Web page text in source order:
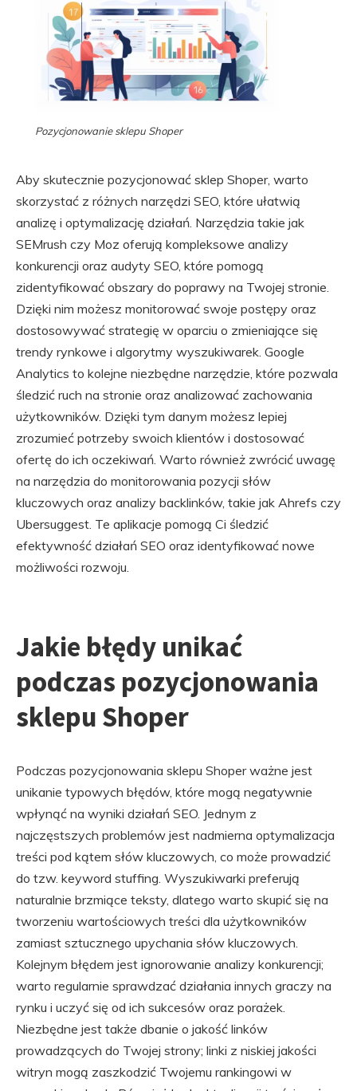
Pozycjonowanie sklepu Shoper
Aby skutecznie pozycjonować sklep Shoper, warto
skorzystać z różnych narzędzi SEO, które ułatwią
analizę i optymalizację działań. Narzędzia takie jak
SEMrush czy Moz oferują kompleksowe analizy
konkurencji oraz audyty SEO, które pomogą
zidentyfikować obszary do poprawy na Twojej stronie.
Dzięki nim możesz monitorować swoje postępy oraz
dostosowywać strategię w oparciu o zmieniające się
trendy rynkowe i algorytmy wyszukiwarek. Google
Analytics to kolejne niezbędne narzędzie, które pozwala
śledzić ruch na stronie oraz analizować zachowania
użytkowników. Dzięki tym danym możesz lepiej
zrozumieć potrzeby swoich klientów i dostosować
ofertę do ich oczekiwań. Warto również zwrócić uwagę
na narzędzia do monitorowania pozycji słów
kluczowych oraz analizy backlinków, takie jak Ahrefs czy
Ubersuggest. Te aplikacje pomogą Ci śledzić
efektywność działań SEO oraz identyfikować nowe
możliwości rozwoju.
Jakie błędy unikać
podczas pozycjonowania
sklepu Shoper
Podczas pozycjonowania sklepu Shoper ważne jest
unikanie typowych błędów, które mogą negatywnie
wpłynąć na wyniki działań SEO. Jednym z
najczęstszych problemów jest nadmierna optymalizacja
treści pod kątem słów kluczowych, co może prowadzić
do tzw. keyword stuffing. Wyszukiwarki preferują
naturalnie brzmiące teksty, dlatego warto skupić się na
tworzeniu wartościowych treści dla użytkowników
zamiast sztucznego upychania słów kluczowych.
Kolejnym błędem jest ignorowanie analizy konkurencji;
warto regularnie sprawdzać działania innych graczy na
rynku i uczyć się od ich sukcesów oraz porażek.
Niezbędne jest także dbanie o jakość linków
prowadzących do Twojej strony; linki z niskiej jakości
witryn mogą zaszkodzić Twojemu rankingowi w